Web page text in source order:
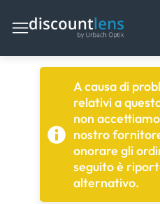
A causa di
relativi a
non
nostro
onorare gli
seguito è
alternativo.